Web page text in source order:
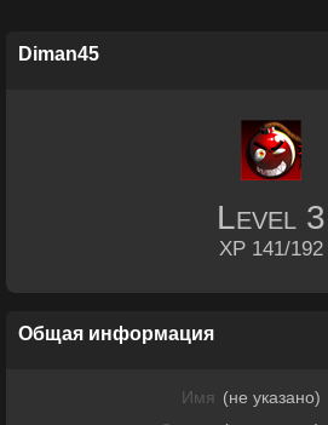
Diman45
Level 3
XP 141/192
Общая информация
Имя (не указано)